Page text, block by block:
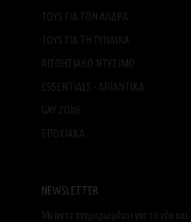
TOYS ΓΙΑ ΤΟΝ ΑΝΔΡΑ
TOYS ΓΙΑ ΤH ΓΥΝΑΙΚΑ
ΑΙΣΘΗΣΙΑΚΟ ΝΤΥΣΙΜΟ
ESSENTIALS - ΛΙΠΑΝΤΙΚΑ
GAY ZONE
ΕΠΟΧΙΑΚΑ
NEWSLETTER
Μείνετε ενημερωμένοι για τα νέα